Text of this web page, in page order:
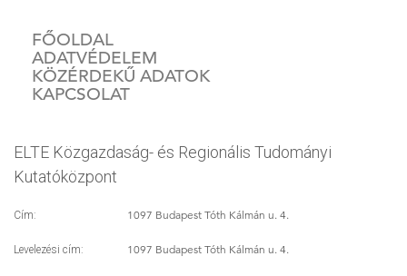
FŐOLDAL
ADATVÉDELEM
KÖZÉRDEKŰ ADATOK
KAPCSOLAT
ELTE Közgazdaság- és Regionális Tudományi
Kutatóközpont
Cím: 1097 Budapest Tóth Kálmán u. 4.
Levelezési cím: 1097 Budapest Tóth Kálmán u. 4.